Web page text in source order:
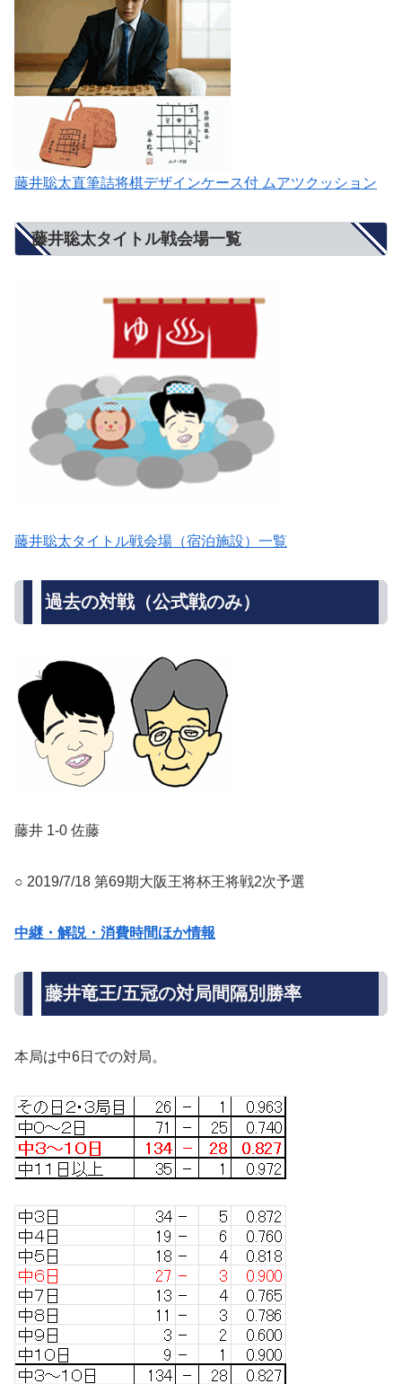
藤井聡太直筆詰将棋デザインケース付 ムアツクッション
藤井聡太タイトル戦会場一覧
藤井聡太タイトル戦会場（宿泊施設）一覧
過去の対戦（公式戦のみ）
藤井 1-0 佐藤
○ 2019/7/18 第69期大阪王将杯王将戦2次予選
中継・解説・消費時間ほか情報
藤井竜王/五冠の対局間隔別勝率
本局は中6日での対局。